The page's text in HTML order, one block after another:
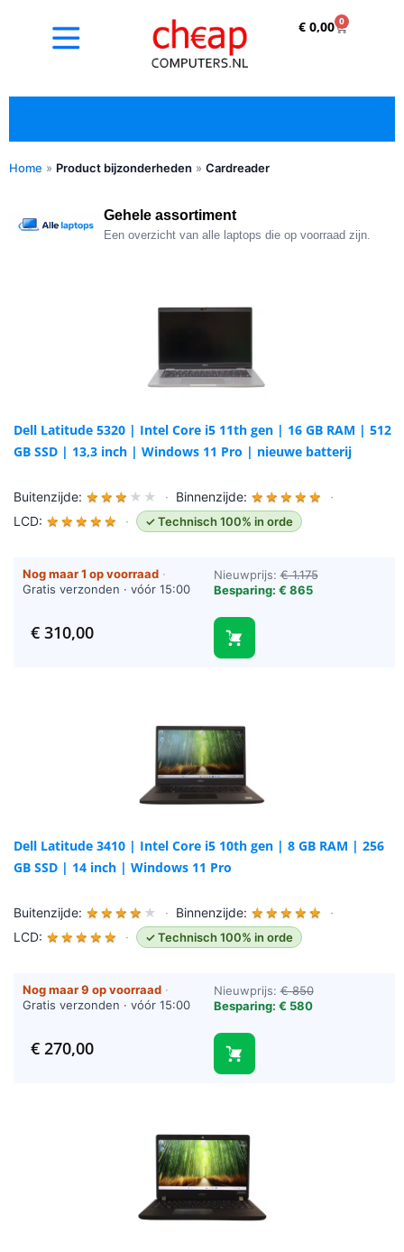
€0,00 0
✓ Refurbished kopen met duidelijke 5-sterren
Home » Product bijzonderheden » Cardreader
Gehele assortiment
Een overzicht van alle laptops die op voorraad zijn.
Dell Latitude 5320 | Intel Core i5 11th gen | 16 GB RAM | 512
GB SSD | 13,3 inch | Windows 11 Pro | nieuwe batterij
Buitenzijde: ★ ★ ★ ★ ★ · Binnenzijde: ★ ★ ★ ★ ★
·
LCD: ★ ★ ★ ★ ★ · ✓ Technisch 100% in orde
Nog maar 1 op voorraad ·
Gratis verzonden · vóór 15:00
Nieuwprijs:€ 1.175
Besparing: € 865
€310,00
Dell Latitude 3410 | Intel Core i5 10th gen | 8 GB RAM | 256
GB SSD | 14 inch | Windows 11 Pro
Buitenzijde: ★ ★ ★ ★ ★ · Binnenzijde: ★ ★ ★ ★ ★
·
LCD: ★ ★ ★ ★ ★ · ✓ Technisch 100% in orde
Nog maar 9 op voorraad ·
Gratis verzonden · vóór 15:00
Nieuwprijs:€ 850
Besparing: € 580
€270,00